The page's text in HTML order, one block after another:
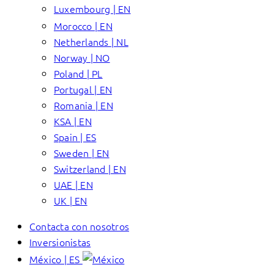
Luxembourg | EN
Morocco | EN
Netherlands | NL
Norway | NO
Poland | PL
Portugal | EN
Romania | EN
KSA | EN
Spain | ES
Sweden | EN
Switzerland | EN
UAE | EN
UK | EN
Contacta con nosotros
Inversionistas
México | ES